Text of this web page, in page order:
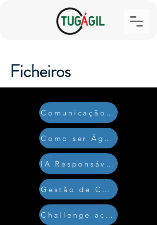
Ficheiros
Comunicação Não Violenta
Como ser Ágil na facilitação
IA Responsável e Sustentável
Gestão de Conflito
Challenge acordo & Feedback